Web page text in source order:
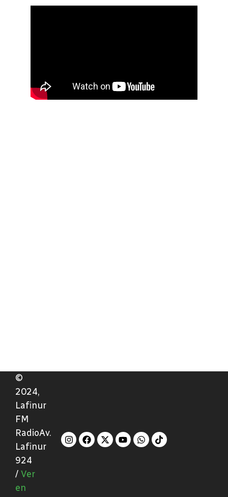
©
2024,
Lafinur
FM
RadioAv.
Lafinur
924
/ Ver
en